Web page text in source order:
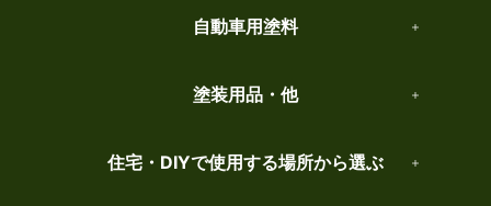
自動車用塗料
塗装用品・他
住宅・DIYで使用する場所から選ぶ